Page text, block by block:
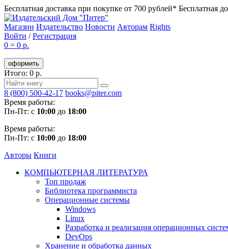
Бесплатная доставка при покупке от 700 рублей* Бесплатная
Магазин Издательство Новости Авторам Rights
Войти /Регистрация
0 = 0 р.
оформить
Итого: 0 р.
8 (800) 500-42-17 books@piter.com
Время работы:
Пн-Пт: с 10:00 до 18:00
Время работы:
Пн-Пт: с 10:00 до 18:00
Авторы Книги
КОМПЬЮТЕРНАЯ ЛИТЕРАТУРА
Топ продаж
Библиотека программиста
Операционные системы
Windows
Linux
Разработка и реализация операционных
DevOps
Хранение и обработка данных